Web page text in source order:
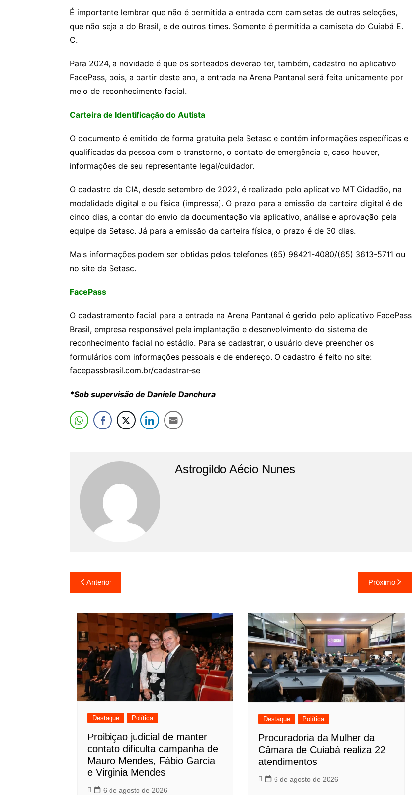
É importante lembrar que não é permitida a entrada com camisetas de outras seleções,
que não seja a do Brasil, e de outros times. Somente é permitida a camiseta do Cuiabá E.
C.
Para 2024, a novidade é que os sorteados deverão ter, também, cadastro no aplicativo
FacePass, pois, a partir deste ano, a entrada na Arena Pantanal será feita unicamente por
meio de reconhecimento facial.
Carteira de Identificação do Autista
O documento é emitido de forma gratuita pela Setasc e contém informações específicas e
qualificadas da pessoa com o transtorno, o contato de emergência e, caso houver,
informações de seu representante legal/cuidador.
O cadastro da CIA, desde setembro de 2022, é realizado pelo aplicativo MT Cidadão, na
modalidade digital e ou física (impressa). O prazo para a emissão da carteira digital é de
cinco dias, a contar do envio da documentação via aplicativo, análise e aprovação pela
equipe da Setasc. Já para a emissão da carteira física, o prazo é de 30 dias.
Mais informações podem ser obtidas pelos telefones (65) 98421-4080/(65) 3613-5711 ou
no site da Setasc.
FacePass
O cadastramento facial para a entrada na Arena Pantanal é gerido pelo aplicativo FacePass
Brasil, empresa responsável pela implantação e desenvolvimento do sistema de
reconhecimento facial no estádio. Para se cadastrar, o usuário deve preencher os
formulários com informações pessoais e de endereço. O cadastro é feito no site:
facepassbrasil.com.br/cadastrar-se
*Sob supervisão de Daniele Danchura
Astrogildo Aécio Nunes
Navegação
de
Post
Anterior Próximo
Destaque Política
Proibição judicial de manter
contato dificulta campanha de
Mauro Mendes, Fábio Garcia
e Virginia Mendes
6 de agosto de 2026
Destaque Política
Procuradoria da Mulher da
Câmara de Cuiabá realiza 22
atendimentos
6 de agosto de 2026